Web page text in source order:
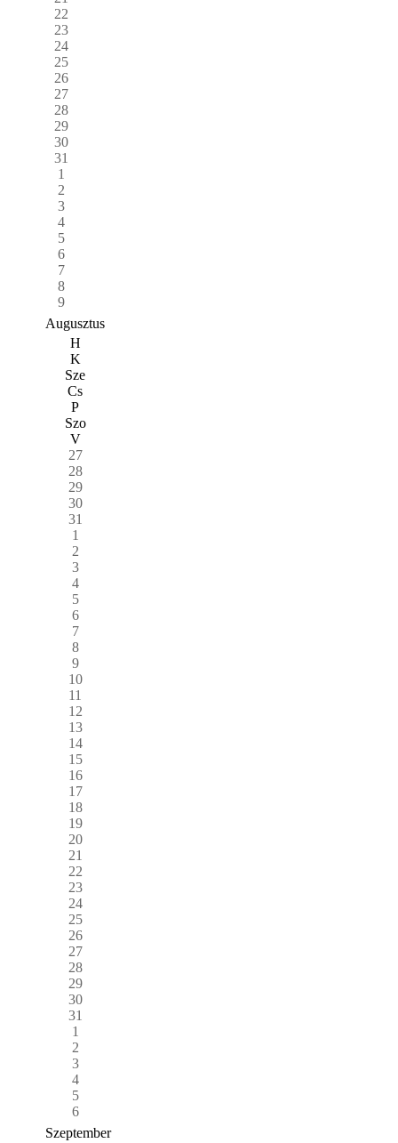
22
23
24
25
26
27
28
29
30
31
1
2
3
4
5
6
7
8
9
Augusztus
H
K
Sze
Cs
P
Szo
V
27
28
29
30
31
1
2
3
4
5
6
7
8
9
10
11
12
13
14
15
16
17
18
19
20
21
22
23
24
25
26
27
28
29
30
31
1
2
3
4
5
6
Szeptember